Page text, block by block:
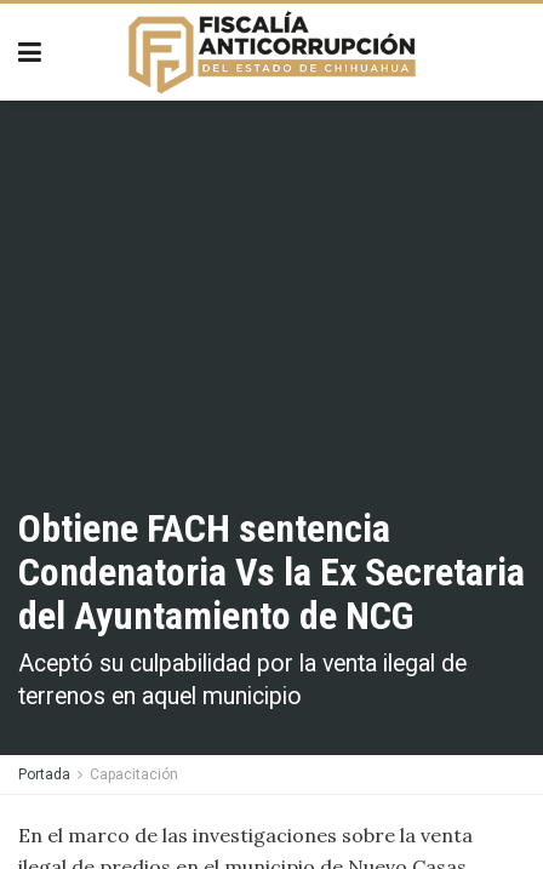
Obtiene FACH sentencia
Condenatoria Vs la Ex Secretaria
del Ayuntamiento de NCG
Aceptó su culpabilidad por la venta ilegal de
terrenos en aquel municipio
Portada Capacitación
En el marco de las investigaciones sobre la venta